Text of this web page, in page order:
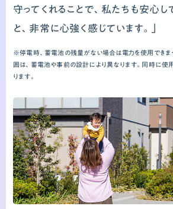
守ってくれることで、私たちも安心し
と、非常に心強く感じています。」
※停電時、蓄電池の残量がない場合は電力を使用できま
囲は、蓄電池や事前の設計により異なります。同時に使
ります。